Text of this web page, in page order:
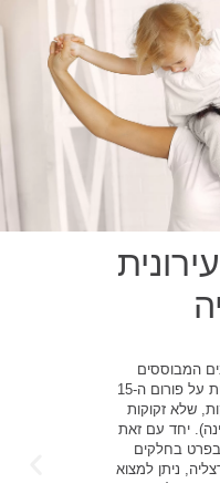
המבוססים
בישראל, ובהתאם היא נמנית על פורום ה-15
שלא זקוקות
יחד עם זאת
בחלקים
ניתן למצוא